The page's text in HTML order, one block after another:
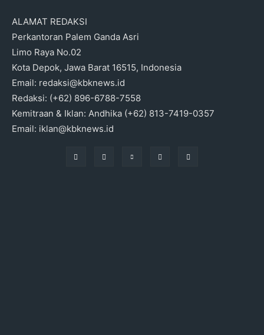
ALAMAT REDAKSI
Perkantoran Palem Ganda Asri
Limo Raya No.02
Kota Depok, Jawa Barat 16515, Indonesia
Email: redaksi@kbknews.id
Redaksi: (+62) 896-6788-7558
Kemitraan & Iklan: Andhika (+62) 813-7419-0357
Email: iklan@kbknews.id